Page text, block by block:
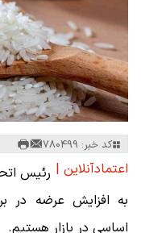
کد خبر: 780499
اعتمادآنلاین | رئیس
به افزایش عرضه در
اساسی در بازار هستیم.